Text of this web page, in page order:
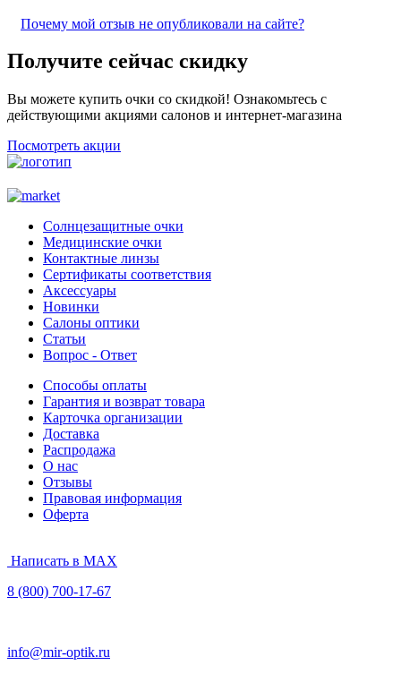
Почему мой отзыв не опубликовали на сайте?
Получите сейчас скидку
Вы можете купить очки со скидкой! Ознакомьтесь с
действующими акциями салонов и интернет-магазина
Посмотреть акции
Солнцезащитные очки
Медицинские очки
Контактные линзы
Сертификаты соответствия
Аксессуары
Новинки
Салоны оптики
Статьи
Вопрос - Ответ
Способы оплаты
Гарантия и возврат товара
Карточка организации
Доставка
Распродажа
О нас
Отзывы
Правовая информация
Оферта
Написать в MAX
8 (800) 700-17-67
info@mir-optik.ru